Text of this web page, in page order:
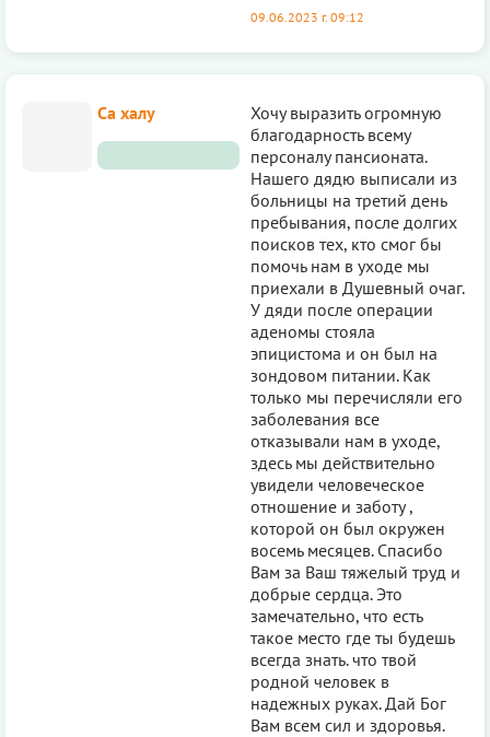
09.06.2023 г. 09:12
Са халу
Хочу выразить огромную
благодарность всему
персоналу пансионата.
Нашего дядю выписали из
больницы на третий день
пребывания, после долгих
поисков тех, кто смог бы
помочь нам в уходе мы
приехали в Душевный очаг.
У дяди после операции
аденомы стояла
эпицистома и он был на
зондовом питании. Как
только мы перечисляли его
заболевания все
отказывали нам в уходе,
здесь мы действительно
увидели человеческое
отношение и заботу ,
которой он был окружен
восемь месяцев. Спасибо
Вам за Ваш тяжелый труд и
добрые сердца. Это
замечательно, что есть
такое место где ты будешь
всегда знать. что твой
родной человек в
надежных руках. Дай Бог
Вам всем сил и здоровья.